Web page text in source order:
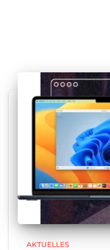
AKTUELLES